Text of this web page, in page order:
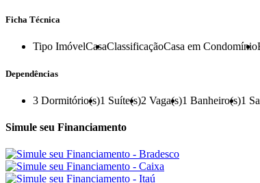
Ficha Técnica
Tipo ImóvelCasaClassificaçãoCasa em Condomínio
Dependências
3 Dormitório(s)1 Suíte(s)2 Vaga(s)1 Banheiro(s)1
Simule seu Financiamento